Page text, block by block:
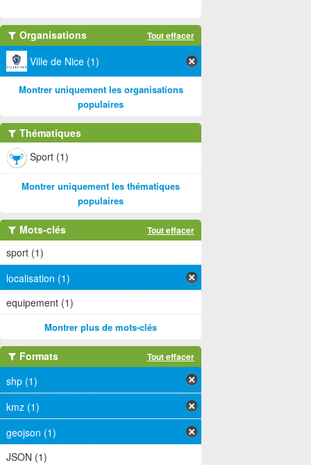
Organisations Tout effacer
Ville de Nice (1)
Montrer uniquement les organisations
populaires
Thématiques
Sport (1)
Montrer uniquement les thématiques
populaires
Mots-clés Tout effacer
sport (1)
localisation (1)
equipement (1)
Montrer plus de mots-clés
Formats Tout effacer
shp (1)
kmz (1)
geojson (1)
JSON (1)